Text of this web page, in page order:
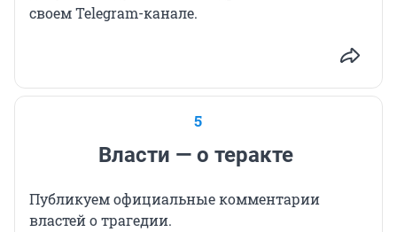
своем Telegram-канале.
5
Власти — о теракте
Публикуем официальные комментарии
властей о трагедии.